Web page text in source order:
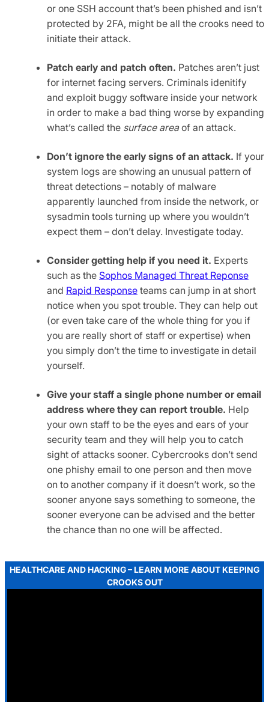
or one SSH account that’s been phished and isn’t
protected by 2FA, might be all the crooks need to
initiate their attack.
Patch early and patch often. Patches aren’t just
for internet facing servers. Criminals idenitify
and exploit buggy software inside your network
in order to make a bad thing worse by expanding
what’s called the surface areaof an attack.
Don’t ignore the early signs of an attack. If your
system logs are showing an unusual pattern of
threat detections – notably of malware
apparently launched from inside the network, or
sysadmin tools turning up where you wouldn’t
expect them – don’t delay. Investigate today.
Consider getting help if you need it. Experts
such as the Sophos Managed Threat Reponse
and Rapid Response teams can jump in at short
notice when you spot trouble. They can help out
(or even take care of the whole thing for you if
you are really short of staff or expertise) when
you simply don’t the time to investigate in detail
yourself.
Give your staff a single phone number or email
address where they can report trouble. Help
your own staff to be the eyes and ears of your
security team and they will help you to catch
sight of attacks sooner. Cybercrooks don’t send
one phishy email to one person and then move
on to another company if it doesn’t work, so the
sooner anyone says something to someone, the
sooner everyone can be advised and the better
the chance than no one will be affected.
HEALTHCARE AND HACKING – LEARN MORE ABOUT KEEPING
CROOKS OUT